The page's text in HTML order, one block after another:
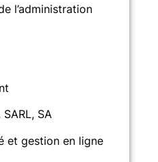
l’administration
SA
et gestion en ligne